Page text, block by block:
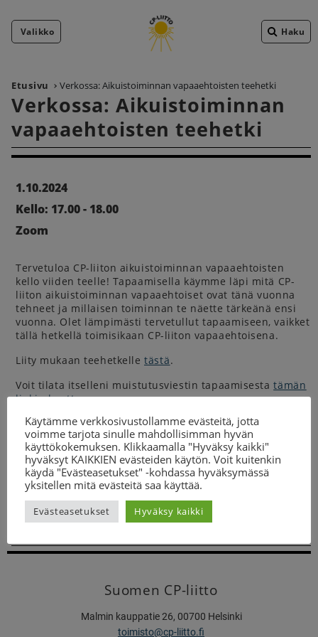
Valikko Haku
Etusivu Verkossa: Aikuistoiminnan vapaaehtoisten teehetki
Verkossa: Aikuistoiminnan
vapaaehtoisten teehetki
1.10.2024
Kello: 17.00 - 18.00
Zoom
Tervetuloa CP-liiton aikuistoiminnan vapaaehtoisten
kello viiden teelle! Tapaamisella käymme läpi mitä CP-
liiton aikuistoiminnan vapaaehtoiset ovat tänä vuonna
tehneet ja millaisen toiminnan te näette tärkeänä ensi
vuonna. Olet lämpimästi tervetullut tapaamiseen, vaikket
tällä hetkellä toimisikaan CP-liiton vapaaehtoisena.
Liity mukaan teehetkelle tästä.
Voit tilata itselleni muistutusviestin tapaamisestatämän
linkin kautta.
Kysy lisää
suunnittelija (aikuistoiminta)
Heidi Huttunen
040 589 5893
heidi.huttunen@cp-liitto.fi
Suomen CP-liitto
Malmin kauppatie 26, 00700 Helsinki
toimisto@cp-liitto.fi
Käytämme verkkosivustollamme evästeitä, jotta
voimme tarjota sinulle mahdollisimman hyvän
käyttökokemuksen. Klikkaamalla "Hyväksy kaikki"
hyväksyt KAIKKIEN evästeiden käytön. Voit kuitenkin
käydä "Evästeasetukset" -kohdassa hyväksymässä
yksitellen mitä evästeitä saa käyttää.
Evästeasetukset Hyväksy kaikki